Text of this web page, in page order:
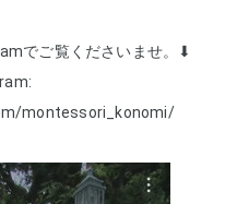
でご覧くださいませ。⬇
montessori_konomi/